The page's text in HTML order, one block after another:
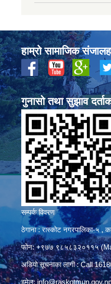
हाम्रो सामाजिक
गुनासो तथा सुझाव
सम्पर्क विवरण
ठेगाना : रास्कोट नगरपालिका-५ ,
फोन: +९७७ ९८५८३२०११५
अडियो सूचनाका लागी : Call
इमेल: